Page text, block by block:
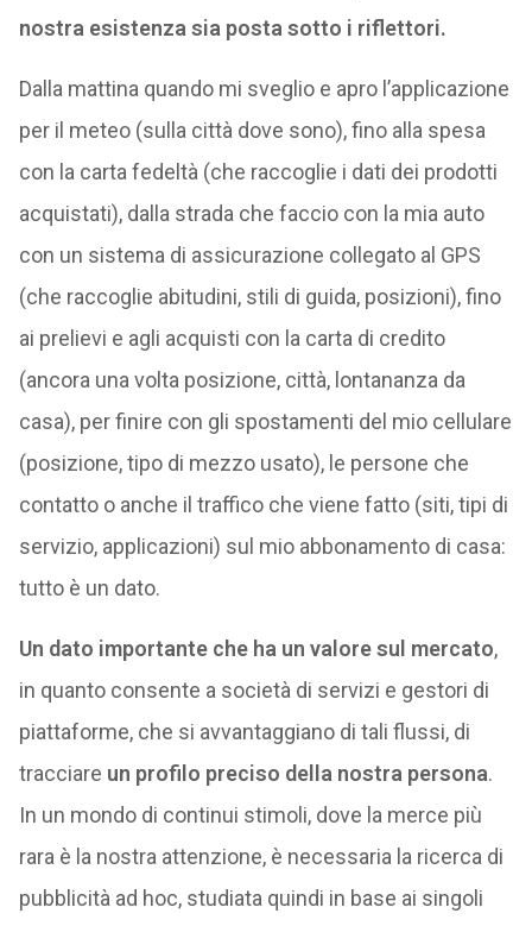
nostra esistenza sia posta sotto i riflettori.
Dalla mattina quando mi sveglio e apro l’applicazione
per il meteo (sulla città dove sono), fino alla spesa
con la carta fedeltà (che raccoglie i dati dei prodotti
acquistati), dalla strada che faccio con la mia auto
con un sistema di assicurazione collegato al GPS
(che raccoglie abitudini, stili di guida, posizioni), fino
ai prelievi e agli acquisti con la carta di credito
(ancora una volta posizione, città, lontananza da
casa), per finire con gli spostamenti del mio cellulare
(posizione, tipo di mezzo usato), le persone che
contatto o anche il traffico che viene fatto (siti, tipi di
servizio, applicazioni) sul mio abbonamento di casa:
tutto è un dato.
Un dato importante che ha un valore sul mercato,
in quanto consente a società di servizi e gestori di
piattaforme, che si avvantaggiano di tali flussi, di
tracciare un profilo preciso della nostra persona.
In un mondo di continui stimoli, dove la merce più
rara è la nostra attenzione, è necessaria la ricerca di
pubblicità ad hoc, studiata quindi in base ai singoli